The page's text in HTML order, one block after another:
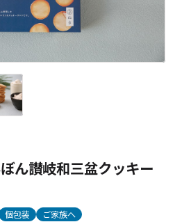
ん讃岐和三盆クッキー
個包装 ご家族へ